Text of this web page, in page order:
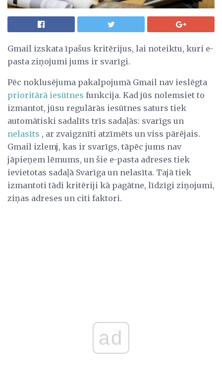
Gmail izskata īpašus kritērijus, lai noteiktu, kuri e-
pasta ziņojumi jums ir svarīgi.
Pēc noklusējuma pakalpojumā Gmail nav ieslēgta
prioritārā iesūtnes funkcija. Kad jūs nolemsiet to
izmantot, jūsu regulārās iesūtnes saturs tiek
automātiski sadalīts trīs sadaļās: svarīgs un
nelasīts , ar zvaigznīti atzīmēts un viss pārējais.
Gmail izlemj, kas ir svarīgs, tāpēc jums nav
jāpieņem lēmums, un šie e-pasta adreses tiek
ievietotas sadaļā Svarīga un nelasīta. Tajā tiek
izmantoti tādi kritēriji kā pagātne, līdzīgi ziņojumi,
ziņas adreses un citi faktori.
ad